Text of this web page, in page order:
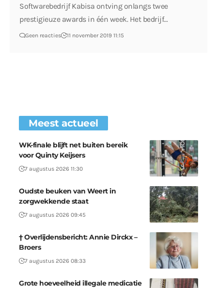
Softwarebedrijf Kabisa ontving onlangs twee
prestigieuze awards in één week. Het bedrijf…
Geen reacties 11 november 2019 11:15
Meest actueel
WK-finale blijft net buiten bereik
voor Quinty Keijsers
7 augustus 2026 11:30
Oudste beuken van Weert in
zorgwekkende staat
7 augustus 2026 09:45
† Overlijdensbericht: Annie Dirckx –
Broers
7 augustus 2026 08:33
Grote hoeveelheid illegale medicatie